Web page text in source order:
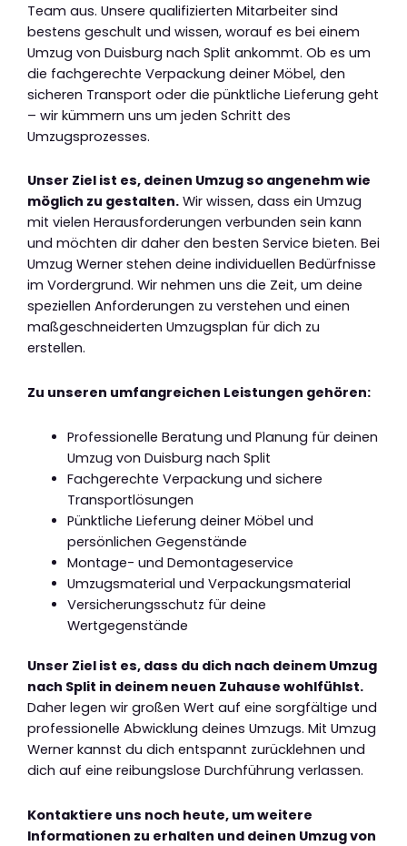
Team aus. Unsere qualifizierten Mitarbeiter sind
bestens geschult und wissen, worauf es bei einem
Umzug von Duisburg nach Split ankommt. Ob es um
die fachgerechte Verpackung deiner Möbel, den
sicheren Transport oder die pünktliche Lieferung geht
– wir kümmern uns um jeden Schritt des
Umzugsprozesses.
Unser Ziel ist es, deinen Umzug so angenehm wie
möglich zu gestalten. Wir wissen, dass ein Umzug
mit vielen Herausforderungen verbunden sein kann
und möchten dir daher den besten Service bieten. Bei
Umzug Werner stehen deine individuellen Bedürfnisse
im Vordergrund. Wir nehmen uns die Zeit, um deine
speziellen Anforderungen zu verstehen und einen
maßgeschneiderten Umzugsplan für dich zu
erstellen.
Zu unseren umfangreichen Leistungen gehören:
Professionelle Beratung und Planung für deinen
Umzug von Duisburg nach Split
Fachgerechte Verpackung und sichere
Transportlösungen
Pünktliche Lieferung deiner Möbel und
persönlichen Gegenstände
Montage- und Demontageservice
Umzugsmaterial und Verpackungsmaterial
Versicherungsschutz für deine
Wertgegenstände
Unser Ziel ist es, dass du dich nach deinem Umzug
nach Split in deinem neuen Zuhause wohlfühlst.
Daher legen wir großen Wert auf eine sorgfältige und
professionelle Abwicklung deines Umzugs. Mit Umzug
Werner kannst du dich entspannt zurücklehnen und
dich auf eine reibungslose Durchführung verlassen.
Kontaktiere uns noch heute, um weitere
Informationen zu erhalten und deinen Umzug von